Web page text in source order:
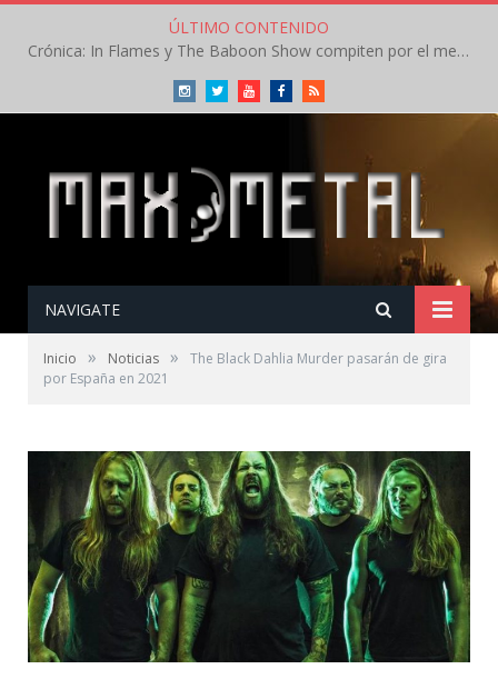
ÚLTIMO CONTENIDO
Crónica: In Flames y The Baboon Show compiten por el mejor concierto del día en el Leyendas del Rock – Viernes – Agosto 2026
InstagramTwitterYoutubeFacebookRSS
NAVIGATE
Inicio » Noticias »
The Black Dahlia Murder pasarán de gira
por España en 2021